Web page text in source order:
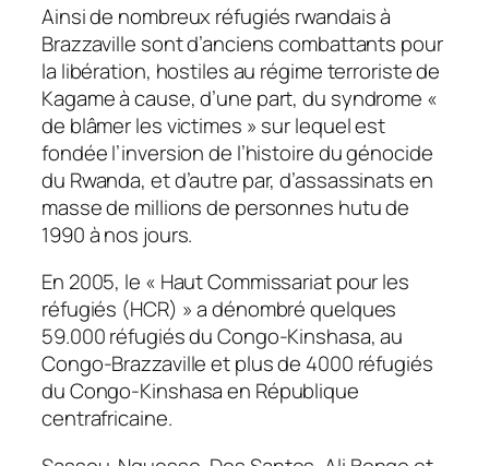
Ainsi de nombreux réfugiés rwandais à
Brazzaville sont d’anciens combattants pour
la libération, hostiles au régime terroriste de
Kagame à cause, d’une part, du syndrome «
de blâmer les victimes » sur lequel est
fondée l’inversion de l’histoire du génocide
du Rwanda, et d’autre par, d’assassinats en
masse de millions de personnes hutu de
1990 à nos jours.
En 2005, le « Haut Commissariat pour les
réfugiés (HCR) » a dénombré quelques
59.000 réfugiés du Congo-Kinshasa, au
Congo-Brazzaville et plus de 4000 réfugiés
du Congo-Kinshasa en République
centrafricaine.